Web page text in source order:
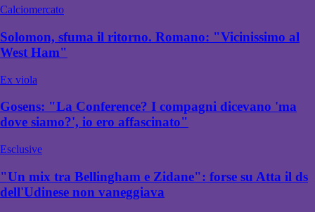
Calciomercato
Solomon, sfuma il ritorno. Romano: "Vicinissimo al
West Ham"
Ex viola
Gosens: "La Conference? I compagni dicevano 'ma
dove siamo?', io ero affascinato"
Esclusive
"Un mix tra Bellingham e Zidane": forse su Atta il ds
dell'Udinese non vaneggiava